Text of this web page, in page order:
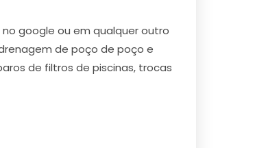
google ou em qualquer outro
de poço de poço e
de filtros de piscinas, trocas